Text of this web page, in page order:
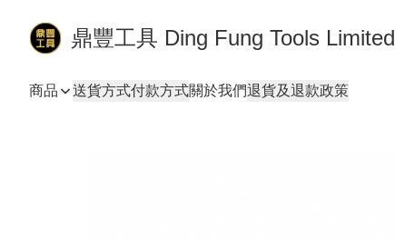
鼎豐工具 Ding Fung Tools Limited
商品 送貨方式付款方式關於我們退貨及退款政策